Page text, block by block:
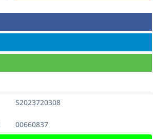
S2023720308
00660837